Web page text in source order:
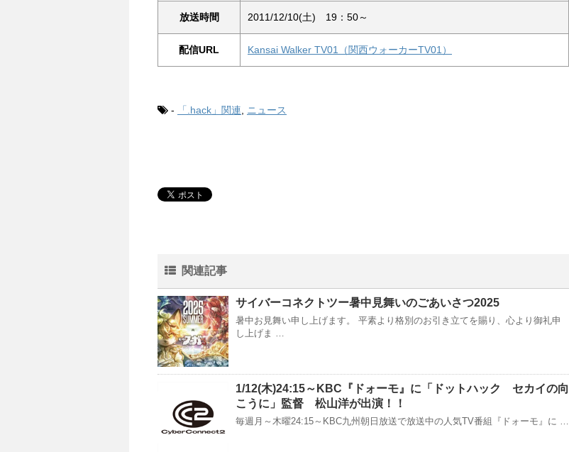
放送時間 2011/12/10(土) 19：50～
配信URL Kansai Walker TV01（関西ウォーカーTV01）
- 「.hack」関連, ニュース
関連記事
サイバーコネクトツー暑中見舞いのごあいさつ2025
暑中お見舞い申し上げます。 平素より格別のお引き立てを賜り、心より御礼申
し上げま …
1/12(木)24:15～KBC『ドォーモ』に「ドットハック セカイの向
こうに」監督 松山洋が出演！！
毎週月～木曜24:15～KBC九州朝日放送で放送中の人気TV番組『ドォーモ』に …